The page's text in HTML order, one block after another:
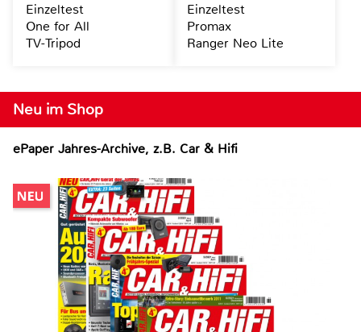
Neu im Shop
ePaper Jahres-Archive, z.B. Car & Hifi
Einzeltest
One for All
TV-Tripod
Einzeltest
Promax
Ranger Neo Lite